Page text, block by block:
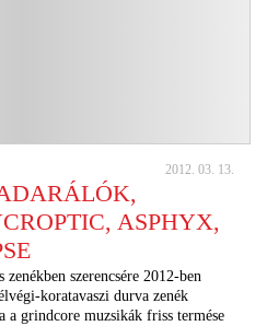
2012. 03. 13.
ASPHYX,
szerencsére 2012-ben
koratavaszi durva zenék
a grindcore muzsikák friss termése